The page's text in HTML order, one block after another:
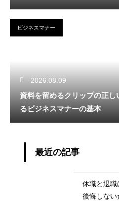
ビジネスマナー
2026.08.09
資料を留めるクリップの正
るビジネスマナーの基本
最近の記事
休職と退職
後悔しない